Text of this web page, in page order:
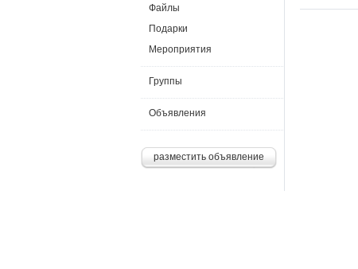
Файлы
Подарки
Мероприятия
Группы
Объявления
разместить объявление